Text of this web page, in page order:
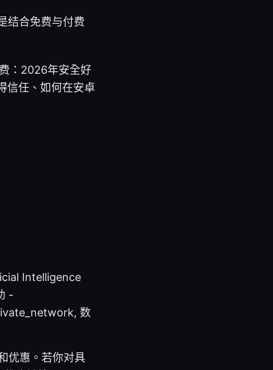
结合免费与付费
：2026年安全好
信任、如何在安卓
Intelligence
-
数
优惠。若你对具